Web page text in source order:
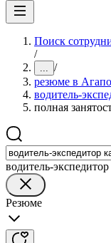
Поиск
/
... /
резюме в
водитель-
полная
водитель-
Резюме